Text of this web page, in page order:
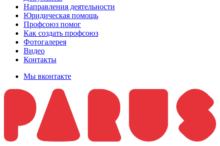
Направления деятельности
Юридическая помощь
Профсоюз помог
Как создать профсоюз
Фотогалерея
Видео
Контакты
Мы вконтакте